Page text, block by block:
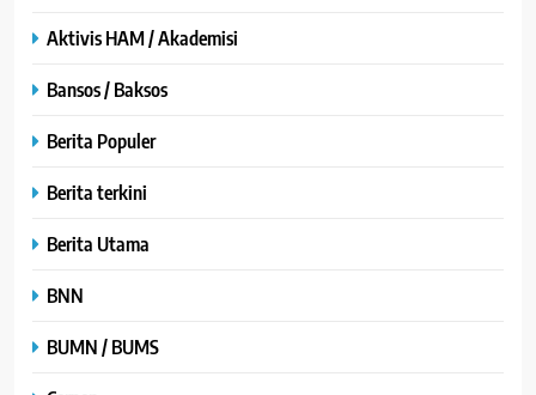
Aktivis HAM / Akademisi
Bansos / Baksos
Berita Populer
Berita terkini
Berita Utama
BNN
BUMN / BUMS